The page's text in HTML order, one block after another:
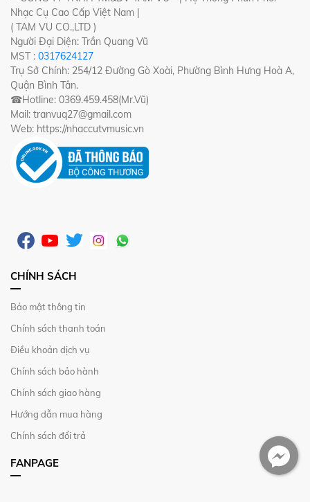
Nhạc Cụ Cao Cấp Việt Nam |
( TAM VU CO.,LTD )
Người Đại Diện: Trần Quang Vũ
MST : 0317624127
Trụ Sở Chính: 254/12 Đường Gò Xoài, Phường Bình Hưng Hoà A,
Quận Bình Tân.
☎Hotline: 0369.459.458(Mr.Vũ)
Mail: tranvuq27@gmail.com
Web: https://nhaccutvmusic.vn
CHÍNH SÁCH
Bảo mật thông tin
Chính sách thanh toán
Điều khoản dịch vụ
Chính sách bảo hành
Chính sách giao hàng
Hướng dẫn mua hàng
Chính sách đổi trả
FANPAGE